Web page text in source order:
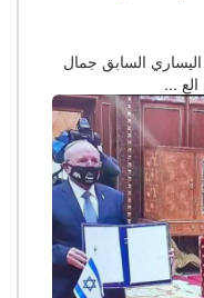
السابق جمال
...